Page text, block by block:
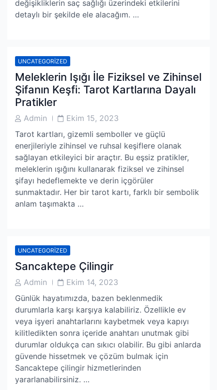
değişikliklerin saç sağlığı üzerindeki etkilerini
detaylı bir şekilde ele alacağım. …
UNCATEGORIZED
Meleklerin Işığı İle Fiziksel ve Zihinsel
Şifanın Keşfi: Tarot Kartlarına Dayalı
Pratikler
PostAdmin
PostEkim 15, 2023
Tarot kartları, gizemli semboller ve güçlü
enerjileriyle zihinsel ve ruhsal keşiflere olanak
sağlayan etkileyici bir araçtır. Bu eşsiz pratikler,
meleklerin ışığını kullanarak fiziksel ve zihinsel
şifayı hedeflemekte ve derin içgörüler
sunmaktadır. Her bir tarot kartı, farklı bir sembolik
anlam taşımakta …
UNCATEGORIZED
Sancaktepe Çilingir
PostAdmin
PostEkim 14, 2023
Günlük hayatımızda, bazen beklenmedik
durumlarla karşı karşıya kalabiliriz. Özellikle ev
veya işyeri anahtarlarını kaybetmek veya kapıyı
kilitledikten sonra içeride anahtarı unutmak gibi
durumlar oldukça can sıkıcı olabilir. Bu gibi anlarda
güvende hissetmek ve çözüm bulmak için
Sancaktepe çilingir hizmetlerinden
yararlanabilirsiniz. …